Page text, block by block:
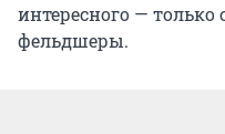
интересного —
фельдшеры.